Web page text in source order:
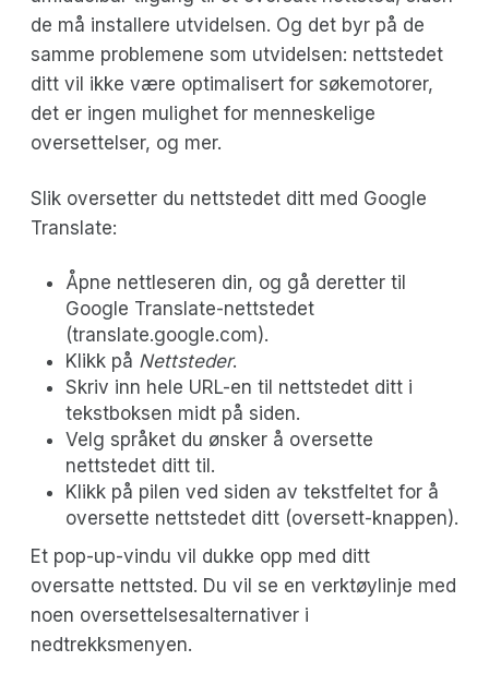
de må installere utvidelsen. Og det byr på de
samme problemene som utvidelsen: nettstedet
ditt vil ikke være optimalisert for søkemotorer,
det er ingen mulighet for menneskelige
oversettelser, og mer.
Slik oversetter du nettstedet ditt med Google
Translate:
Åpne nettleseren din, og gå deretter til
Google Translate-nettstedet
(translate.google.com).
Klikk på Nettsteder.
Skriv inn hele URL-en til nettstedet ditt i
tekstboksen midt på siden.
Velg språket du ønsker å oversette
nettstedet ditt til.
Klikk på pilen ved siden av tekstfeltet for å
oversette nettstedet ditt (oversett-knappen).
Et pop-up-vindu vil dukke opp med ditt
oversatte nettsted. Du vil se en verktøylinje med
noen oversettelsesalternativer i
nedtrekksmenyen.